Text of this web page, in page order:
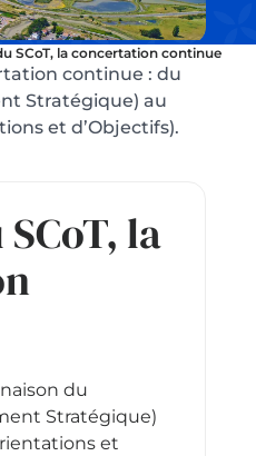
SCoT, la concertation continue
continue : du
Stratégique) au
et d’Objectifs).
la
du
Stratégique)
et